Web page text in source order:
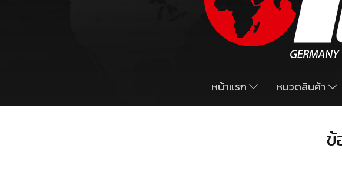
หน้าแรก หมวดสินค้า
ข้